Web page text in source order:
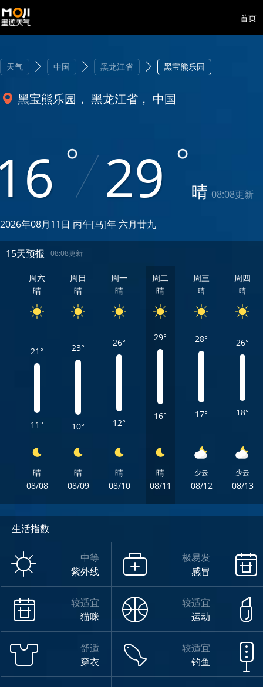
首页
天气 中国 黑龙江省 黑宝熊乐园
黑宝熊乐园， 黑龙江省， 中国
29 晴 08:08更新
2026年08月11日 丙午[马]年 六月廿九
15天预报 08:08更新
周六
晴
21°
11°
晴
08/08
周日
晴
23°
10°
晴
08/09
周一
晴
26°
12°
晴
08/10
周二
晴
29°
16°
晴
08/11
周三
晴
28°
17°
少云
08/12
周四
晴
26°
18°
少云
08/13
生活指数
中等
紫外线
极易发
感冒
较适宜
猫咪
较适宜
运动
舒适
穿衣
较适宜
钓鱼